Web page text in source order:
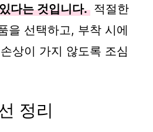
다는 것입니다. 적절한
을 선택하고, 부착 시에
상이 가지 않도록 조심
정리